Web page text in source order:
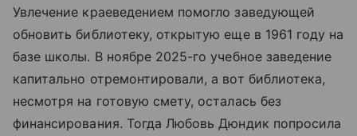
Увлечение краеведением помогло заведующей
обновить библиотеку, открытую еще в 1961 году на
базе школы. В ноябре 2025-го учебное заведение
капитально отремонтировали, а вот библиотека,
несмотря на готовую смету, осталась без
финансирования. Тогда Любовь Дюндик попросила